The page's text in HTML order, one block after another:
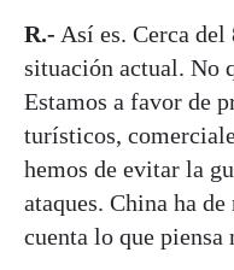
R.- Así es. Cerca
situación actual. No
Estamos a favor de
turísticos,
hemos de evitar la
ataques. China ha
cuenta lo que piensa